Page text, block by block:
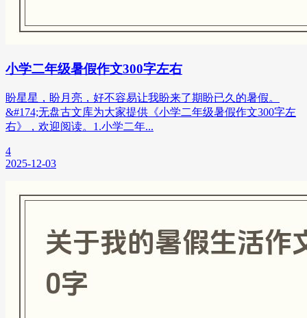
小学二年级暑假作文300字左右
盼星星，盼月亮，好不容易让我盼来了期盼已久的暑假。
&#174;无盘古文库为大家提供《小学二年级暑假作文300字左
右》，欢迎阅读。1.小学二年...
4
2025-12-03